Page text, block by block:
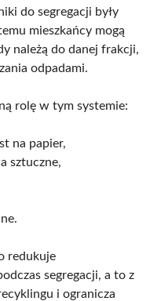
do segregacji były
mieszkańcy mogą
należą do danej frakcji,
odpadami.
rolę w tym systemie:
na papier,
sztuczne,
redukuje
segregacji, a to z
i ogranicza